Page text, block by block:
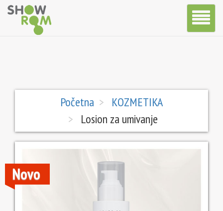
Toggle
Početna
KOZMETIKA
Losion za umivanje
Prethodna Sledeća
Novo